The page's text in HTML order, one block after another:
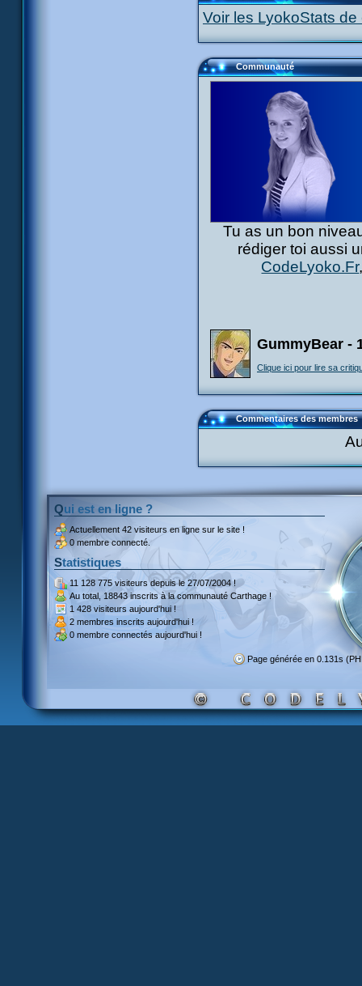
Voir les LyokoStats
Communauté
Tu as un bon
rédiger toi aussi
CodeLyoko.Fr
GummyBear -
Clique ici pour lire sa
Commentaires des membres
Qui est en ligne ?
Actuellement 42 visiteurs en ligne sur le site !
0 membre connecté.
Statistiques
11 128 775 visiteursdepuis le 27/07/2004 !
Au total, 18843 inscritsà la communauté Carthage !
1 428 visiteurs aujourd'hui !
2 membres inscrits aujourd'hui !
0 membre connectés aujourd'hui !
Page générée en 0.131s